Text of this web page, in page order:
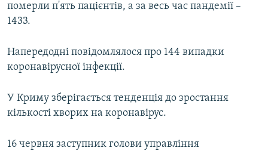
померли п'ять пацієнтів, а за весь час пандемії –
1433.
Напередодні повідомлялося про 144 випадки
коронавірусної інфекції.
У Криму зберігається тенденція до зростання
кількості хворих на коронавірус.
16 червня заступник голови управління